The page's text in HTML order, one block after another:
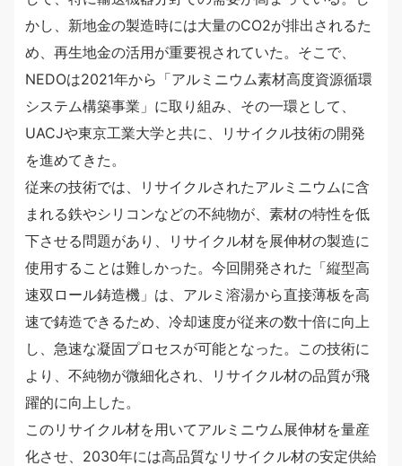
かし、新地金の製造時には大量のCO2が排出されるた
め、再生地金の活用が重要視されていた。そこで、
NEDOは2021年から「アルミニウム素材高度資源循環
システム構築事業」に取り組み、その一環として、
UACJや東京工業大学と共に、リサイクル技術の開発
を進めてきた。
従来の技術では、リサイクルされたアルミニウムに含
まれる鉄やシリコンなどの不純物が、素材の特性を低
下させる問題があり、リサイクル材を展伸材の製造に
使用することは難しかった。今回開発された「縦型高
速双ロール鋳造機」は、アルミ溶湯から直接薄板を高
速で鋳造できるため、冷却速度が従来の数十倍に向上
し、急速な凝固プロセスが可能となった。この技術に
より、不純物が微細化され、リサイクル材の品質が飛
躍的に向上した。
このリサイクル材を用いてアルミニウム展伸材を量産
化させ、2030年には高品質なリサイクル材の安定供給